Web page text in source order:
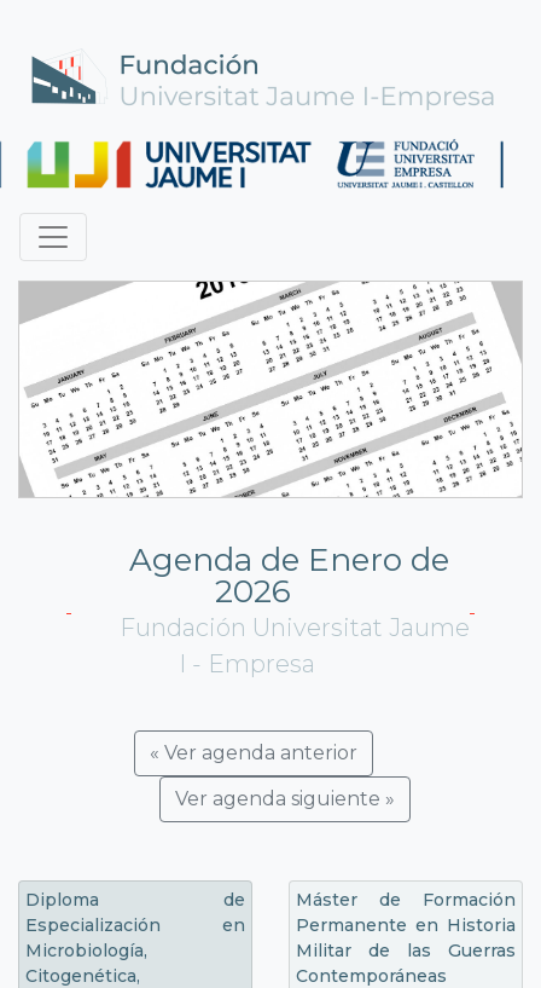
Agenda de Enero de
2026
Fundación Universitat Jaume
I - Empresa
« Ver agenda anterior
Ver agenda siguiente »
Diploma de
Especialización en
Microbiología,
Citogenética,
Máster de Formación
Permanente en Historia
Militar de las Guerras
Contemporáneas